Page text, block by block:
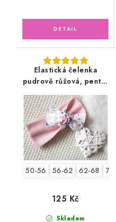
Elastická čelenka
pudrově růžová, pentle
květy
50-56 56-62 62-68 74-
Skladem
125 Kč